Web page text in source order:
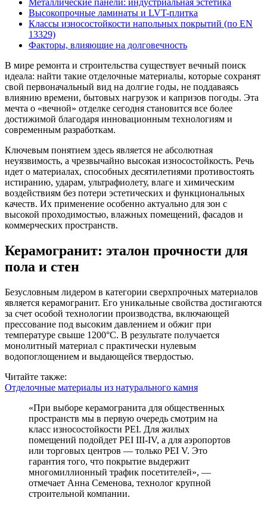
Высокопрочные ламинаты и LVT-плитка
Классы износостойкости напольных покрытий (по EN
13329)
Факторы, влияющие на долговечность
В мире ремонта и строительства существует вечный поиск
идеала: найти такие отделочные материалы, которые сохранят
свой первоначальный вид на долгие годы, не поддаваясь
влиянию времени, бытовых нагрузок и капризов погоды. Эта
мечта о «вечной» отделке сегодня становится все более
достижимой благодаря инновационным технологиям и
современным разработкам.
Ключевым понятием здесь является не абсолютная
неуязвимость, а чрезвычайно высокая износостойкость. Речь
идет о материалах, способных десятилетиями противостоять
истиранию, ударам, ультрафиолету, влаге и химическим
воздействиям без потери эстетических и функциональных
качеств. Их применение особенно актуально для зон с
высокой проходимостью, влажных помещений, фасадов и
коммерческих пространств.
Керамогранит: эталон прочности для
пола и стен
Безусловным лидером в категории сверхпрочных материалов
является керамогранит. Его уникальные свойства достигаются
за счет особой технологии производства, включающей
прессование под высоким давлением и обжиг при
температуре свыше 1200°C. В результате получается
монолитный материал с практически нулевым
водопоглощением и выдающейся твердостью.
Читайте также:
Отделочные материалы из натурального камня
«При выборе керамогранита для общественных
пространств мы в первую очередь смотрим на
класс износостойкости PEI. Для жилых
помещений подойдет PEI III-IV, а для аэропортов
или торговых центров — только PEI V. Это
гарантия того, что покрытие выдержит
многомиллионный трафик посетителей», —
отмечает Анна Семенова, технолог крупной
строительной компании.